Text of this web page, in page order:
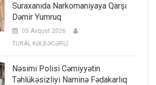
Suraxanıda Narkomaniyaya Qarşı
Dəmir Yumruq
05 Avqust 2026
TURAL KƏLBƏCƏRLİ
Nəsimi Polisi Cəmiyyətin
Təhlükəsizliyi Naminə Fədakarlıq